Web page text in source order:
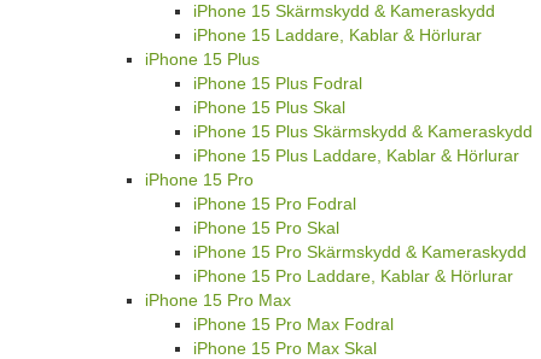
iPhone 15 Skärmskydd & Kameraskydd
iPhone 15 Laddare, Kablar & Hörlurar
iPhone 15 Plus
iPhone 15 Plus Fodral
iPhone 15 Plus Skal
iPhone 15 Plus Skärmskydd & Kameraskydd
iPhone 15 Plus Laddare, Kablar & Hörlurar
iPhone 15 Pro
iPhone 15 Pro Fodral
iPhone 15 Pro Skal
iPhone 15 Pro Skärmskydd & Kameraskydd
iPhone 15 Pro Laddare, Kablar & Hörlurar
iPhone 15 Pro Max
iPhone 15 Pro Max Fodral
iPhone 15 Pro Max Skal